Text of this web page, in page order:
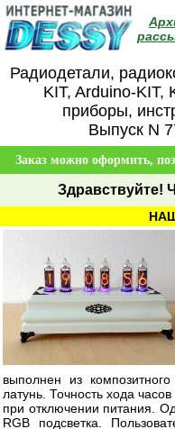
Радиодетали,
KIT, Arduino-KIT,
приборы,
Выпуск N
Заказ можно оформить,
Здравствуйте!
выполнен из
латунь. Точность хода
при отключении питания.
RGB подсветка.